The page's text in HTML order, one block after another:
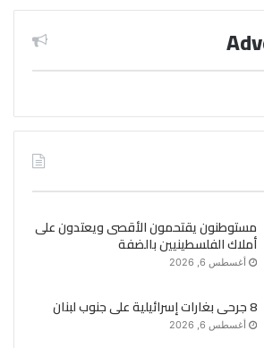
مستوطنون يقتحمون الأقصى ويعتدون على
أملاك الفلسطينيين بالضفة
أغسطس 6, 2026
8 جرحى بغارات إسرائيلية على جنوب لبنان
أغسطس 6, 2026